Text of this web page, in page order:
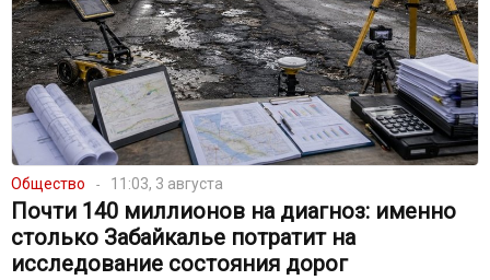
Общество 11:03, 3 августа
Почти 140 миллионов на диагноз: именно
столько Забайкалье потратит на
исследование состояния дорог